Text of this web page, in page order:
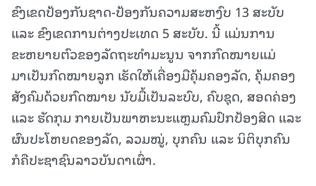
ຂົງເຂດປ້ອງກັນຊາດ-ປ້ອງກັນຄວາມສະຫງົບ 13 ສະບັບ
ແລະ ຂົງເຂດການຕ່າງປະເທດ 5 ສະບັບ. ນີ້ ແມ່ນການ
ຂະຫຍາຍຕົວຂອງລັດຖະທຳມະນູນ ຈາກກົດໝາຍແມ່
ມາເປັນກົດໝາຍລູກ ເຮັດໃຫ້ເຄື່ອງມືຄຸ້ມຄອງລັດ, ຄຸ້ມຄອງ
ສັງຄົມດ້ວຍກົດໝາຍ ນັບມື້ເປັນລະບົບ, ຄົບຊຸດ, ສອດຄ່ອງ
ແລະ ຮັດກຸມ ກາຍເປັນພາຫະນະແຫຼມຄົມປົກປ້ອງສິດ ແລະ
ຜົນປະໂຫຍດຂອງລັດ, ລວມໝູ່, ບຸກຄົນ ແລະ ນິຕິບຸກຄົນ
ກໍຄືປະຊາຊົນລາວບັນດາເຜົ່າ.